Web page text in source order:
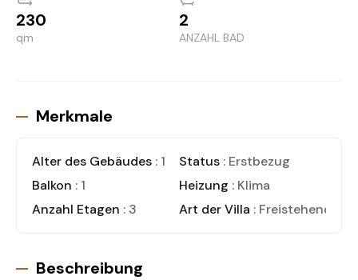
230
qm
2
ANZAHL BAD
Merkmale
Alter des Gebäudes : 1 Status : Erstbezug
Balkon : 1 Heizung : Klima
Anzahl Etagen : 3 Art der Villa : Freistehende
Beschreibung